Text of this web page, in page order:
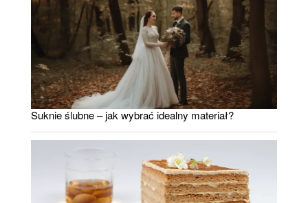
Suknie ślubne – jak wybrać idealny materiał?